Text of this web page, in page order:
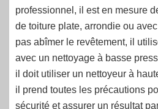
professionnel, il est en mesure
de toiture plate, arrondie ou
pas abîmer le revêtement, il
avec un nettoyage à basse
il doit utiliser un nettoyeur à
il prend toutes les précautions
sécurité et assurer un résultat